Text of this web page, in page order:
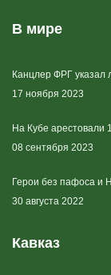
В мире
Канцлер ФРГ указал
17 ноября 2023
На Кубе арестовали
08 сентября 2023
Герои без пафоса и
30 августа 2022
Кавказ